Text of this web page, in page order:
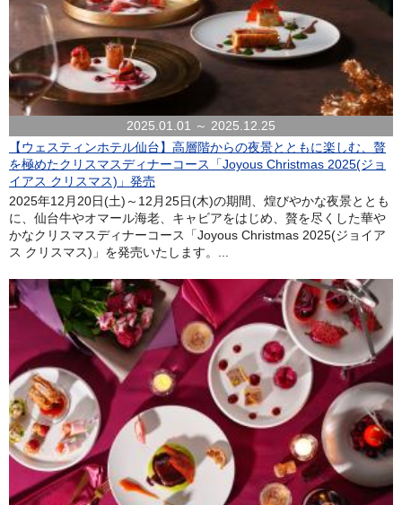
2025.01.01 ～ 2025.12.25
【ウェスティンホテル仙台】高層階からの夜景とともに楽しむ、贅
を極めたクリスマスディナーコース「Joyous Christmas 2025(ジョ
イアス クリスマス)」発売
2025年12月20日(土)～12月25日(木)の期間、煌びやかな夜景ととも
に、仙台牛やオマール海老、キャビアをはじめ、贅を尽くした華や
かなクリスマスディナーコース「Joyous Christmas 2025(ジョイア
ス クリスマス)」を発売いたします。...